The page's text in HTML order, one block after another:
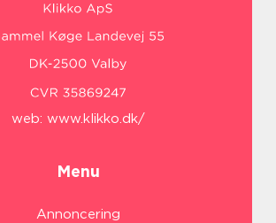
web: www.klikko.dk/
Menu
Annoncering